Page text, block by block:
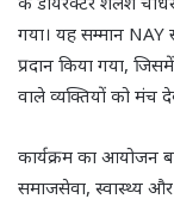
गया। यह सम्मान NAY
प्रदान किया गया,
वाले व्यक्तियों को मंच
कार्यक्रम का आयोजन
समाजसेवा, स्वास्थ्य